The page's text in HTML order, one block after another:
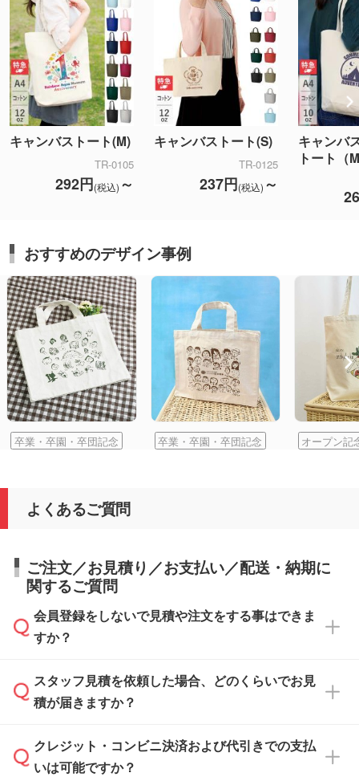
キャンバストート(M)
TR-0105
292円(税込) ～
キャンバストート(S)
TR-0125
237円(税込) ～
キャンバ
トート（
おすすめのデザイン事例
卒業・卒園・卒団記念 卒業・卒園・卒団記念 オープン記
よくあるご質問
ご注文／お見積り／お支払い／配送・納期に
関するご質問
会員登録をしないで見積や注文をする事はできま
すか？
可能です。見積・注文フォームにて『ゲストの
まま進む』ボタンからお進みのうえ、ご依頼く
スタッフ見積を依頼した場合、どのくらいでお見
積が届きますか？
通常、翌営業日までにお送りしております。混
雑状況によっては、お時間をいただくこともご
クレジット・コンビニ決済および代引きでの支払
いは可能ですか？